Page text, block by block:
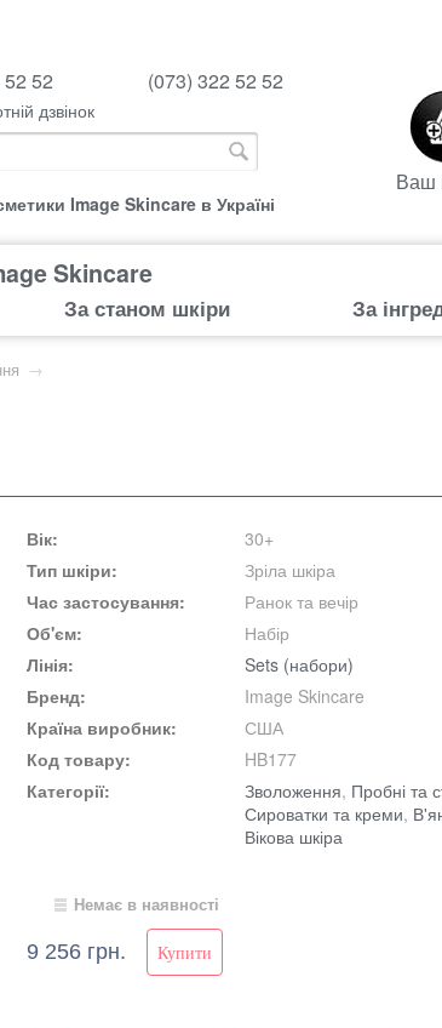
Image Skincare в Україні
52 (073) 322 52 52
дзвінок
Ваш
Skincare
За станом шкіри За
→
Вік:
30+
Тип шкіри:
Зріла шкіра
Час застосування:
Ранок та вечір
Об'єм:
Набір
Лінія:
Sets (набори)
Бренд:
Image Skincare
Країна виробник:
США
Код товару:
HB177
Категорії:
Зволоження, Пробні та
Сироватки та креми,
Вікова шкіра
Немає в наявності
9 256 грн.